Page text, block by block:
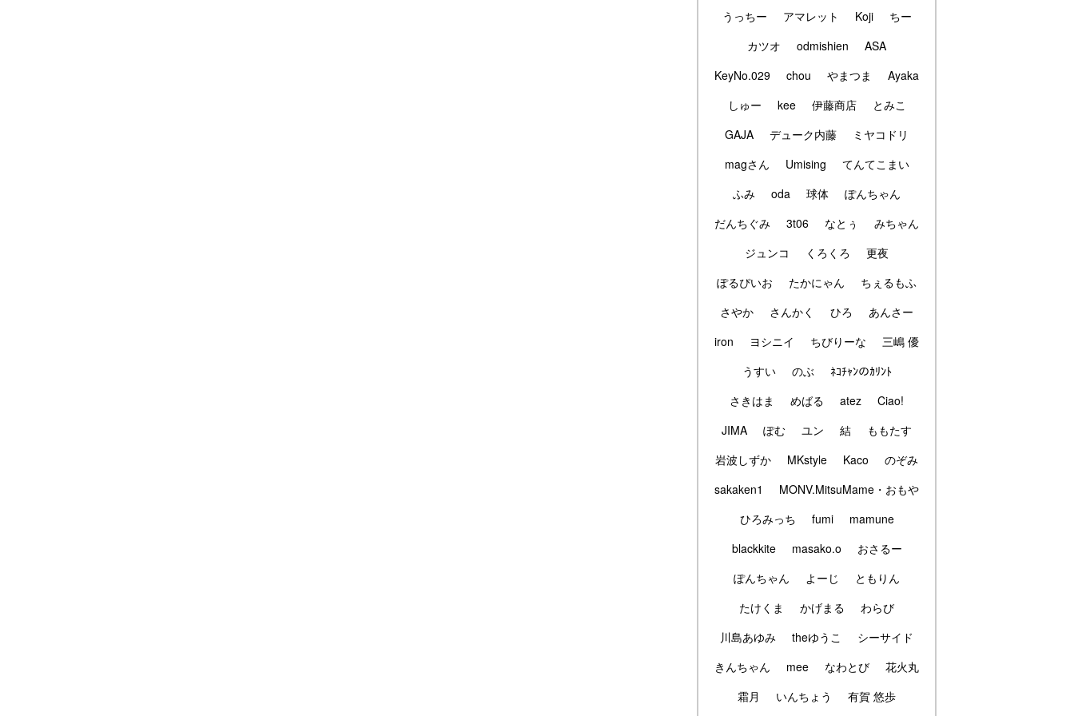
うっちー アマレット Koji
ちー
カツオ
odmishien
ASA
KeyNo.029
chou やまつま
Ayaka
しゅー
kee 伊藤商店
とみこ
GAJA
デューク内藤
ミヤコドリ
magさん
Umising
てんてこまい
ふみ
oda 球体
ぽんちゃん
だんちぐみ
3t06 なとぅ
みちゃん
ジュンコ
くろくろ
更夜
ぽるぴいお
たかにゃん
ちぇるもふ
さやか
さんかく ひろ
あんさー
iron
ヨシニイ ちびりーな
三嶋 優
うすい
のぶ
ﾈｺﾁｬﾝのｶﾘﾝﾄ
さきはま
めばる atez
Ciao!
JIMA
ぽむ ユン 結
ももたす
岩波しずか
MKstyle Kaco
のぞみ
sakaken1
MONV.MitsuMame・おもや
ひろみっち
fumi
mamune
blackkite
masako.o
おさるー
ぽんちゃん
よーじ
ともりん
たけくま
かげまる
わらび
川島あゆみ
theゆうこ
シーサイド
きんちゃん
mee なわとび
花火丸
霜月
いんちょう
有賀 悠歩